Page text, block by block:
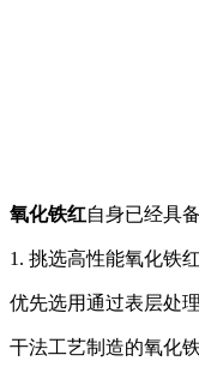
氧化铁红自身已经具
1. 挑选高性能氧化铁
优先选用通过表层处
干法工艺制造的氧化